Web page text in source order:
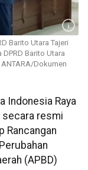
Barito Utara Tajeri
Barito Utara
Dokumen
Indonesia Raya
secara resmi
Rancangan
(APBD)